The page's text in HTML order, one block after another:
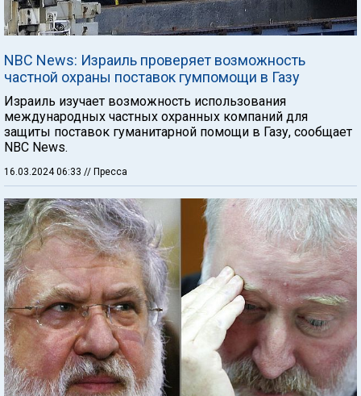
NBC News: Израиль проверяет возможность
частной охраны поставок гумпомощи в Газу
Израиль изучает возможность использования
международных частных охранных компаний для
защиты поставок гуманитарной помощи в Газу, сообщает
NBC News.
16.03.2024 06:33 // Пресса